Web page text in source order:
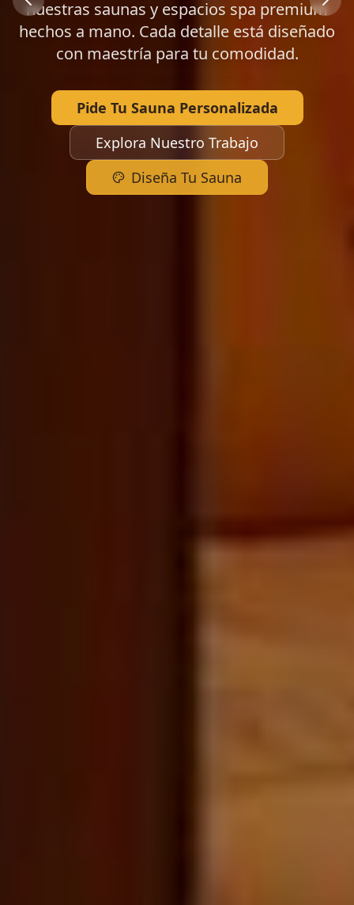
Slide 2 of 7
nuestras saunas y espacios spa premium
hechos a mano. Cada detalle está diseñado
con maestría para tu comodidad.
Pide Tu Sauna Personalizada
Explora Nuestro Trabajo
Diseña Tu Sauna